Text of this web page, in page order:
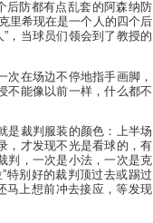
后防都有点乱套的阿森纳防
里希现在是一个人的四个后
，当球员们领会到了教授的
次在场边不停地指手画脚，
不能像以前一样，什么都不
是裁判服装的颜色：上半场
，才发现不光是看球的，有
判，一次是小法，一次是克
特别好的裁判顶过去或踢过
马上想前冲去接应，等发现